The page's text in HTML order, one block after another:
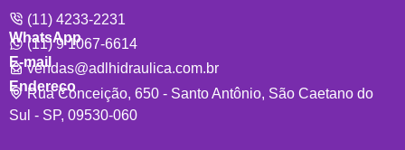
(11) 4233-2231
WhatsApp
(11) 9 1067-6614
E-mail
vendas@adlhidraulica.com.br
Endereço
Rua Conceição, 650 - Santo Antônio, São Caetano do
Sul - SP, 09530-060